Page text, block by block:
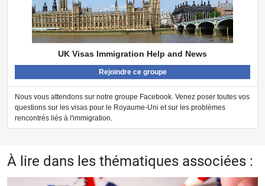
UK Visas Immigration Help and News
Rejoindre ce groupe
Nous vous attendons sur notre groupe Facebook. Venez poser toutes vos
questions sur les visas pour le Royaume-Uni et sur les problèmes
rencontrés liés à l'immigration.
À lire dans les thématiques associées :